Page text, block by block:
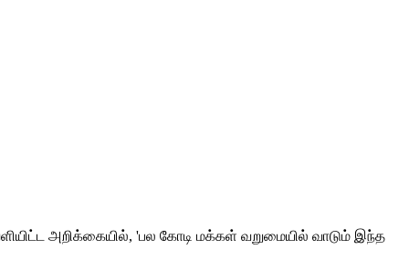
அறிக்கையில், 'பல கோடி மக்கள் வறுமையில் வாடும் இந்த